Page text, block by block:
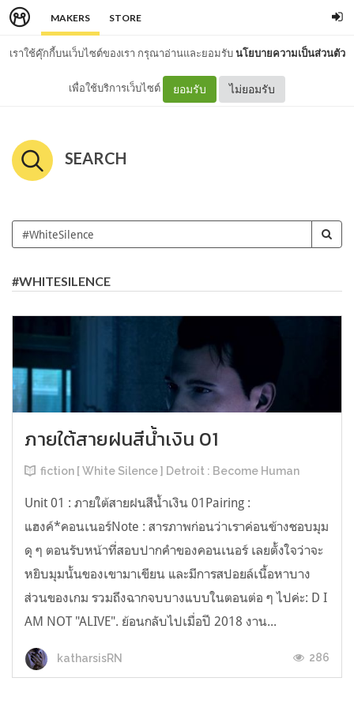
MAKERS STORE
เราใช้คุ๊กกี้บนเว็บไซต์ของเรา กรุณาอ่านและยอมรับนโยบายความเป็นส่วนตัว
เพื่อใช้บริการเว็บไซต์ ยอมรับ ไม่ยอมรับ
SEARCH
#WHITESILENCE
ภายใต้สายฝนสีน้ำเงิน 01
fiction [ White Silence ] Detroit : Become Human
Unit 01 : ภายใต้สายฝนสีน้ำเงิน 01Pairing :
แฮงค์*คอนเนอร์Note : สารภาพก่อนว่าเราค่อนข้างชอบมุม
ดุ ๆ ตอนรับหน้าที่สอบปากคำของคอนเนอร์ เลยตั้งใจว่าจะ
หยิบมุมนั้นของเขามาเขียน และมีการสปอยล์เนื้อหาบาง
ส่วนของเกม รวมถึงฉากจบบางแบบในตอนต่อ ๆ ไปค่ะ: D I
AM NOT "ALIVE". ย้อนกลับไปเมื่อปี 2018 งาน...
katharsisRN 286